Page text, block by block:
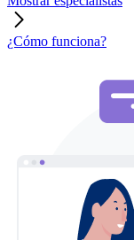
¿Cómo funciona?